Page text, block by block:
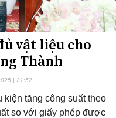
vật liệu cho
Thành
| 21:52
tăng công suất theo
so với giấy phép được